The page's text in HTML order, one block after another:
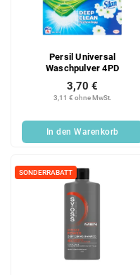
e
Persil Universal
Waschpulver 4PD
3,11 € ohne MwSt.
3,70 €
In den Warenkorb
SONDERRABATT